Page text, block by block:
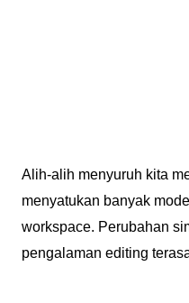
Alih-alih menyuruh kita
menyatukan banyak
workspace. Perubahan
pengalaman editing